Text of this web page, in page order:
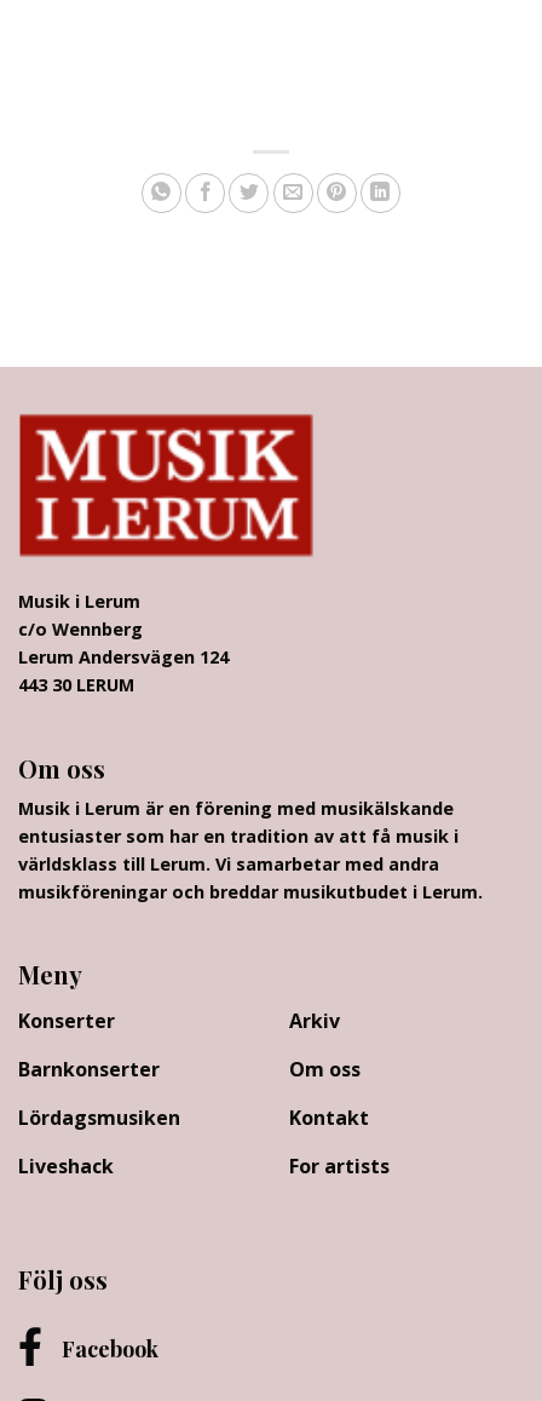
Musik i Lerum
c/o Wennberg
Lerum Andersvägen 124
443 30 LERUM
Om oss
Musik i Lerum är en förening med musikälskande
entusiaster som har en tradition av att få musik i
världsklass till Lerum. Vi samarbetar med andra
musikföreningar och breddar musikutbudet i Lerum.
Meny
Konserter
Barnkonserter
Lördagsmusiken
Liveshack
Arkiv
Om oss
Kontakt
For artists
Följ oss
Facebook